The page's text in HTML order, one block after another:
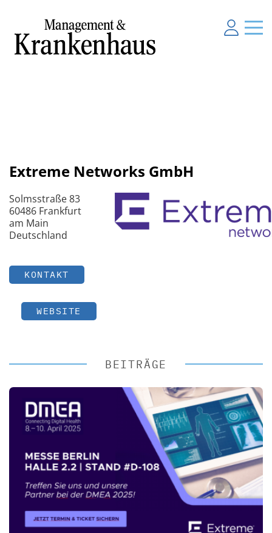
Extreme Networks GmbH
Solmsstraße 83
60486 Frankfurt
am Main
Deutschland
KONTAKT
WEBSITE
BEITRÄGE